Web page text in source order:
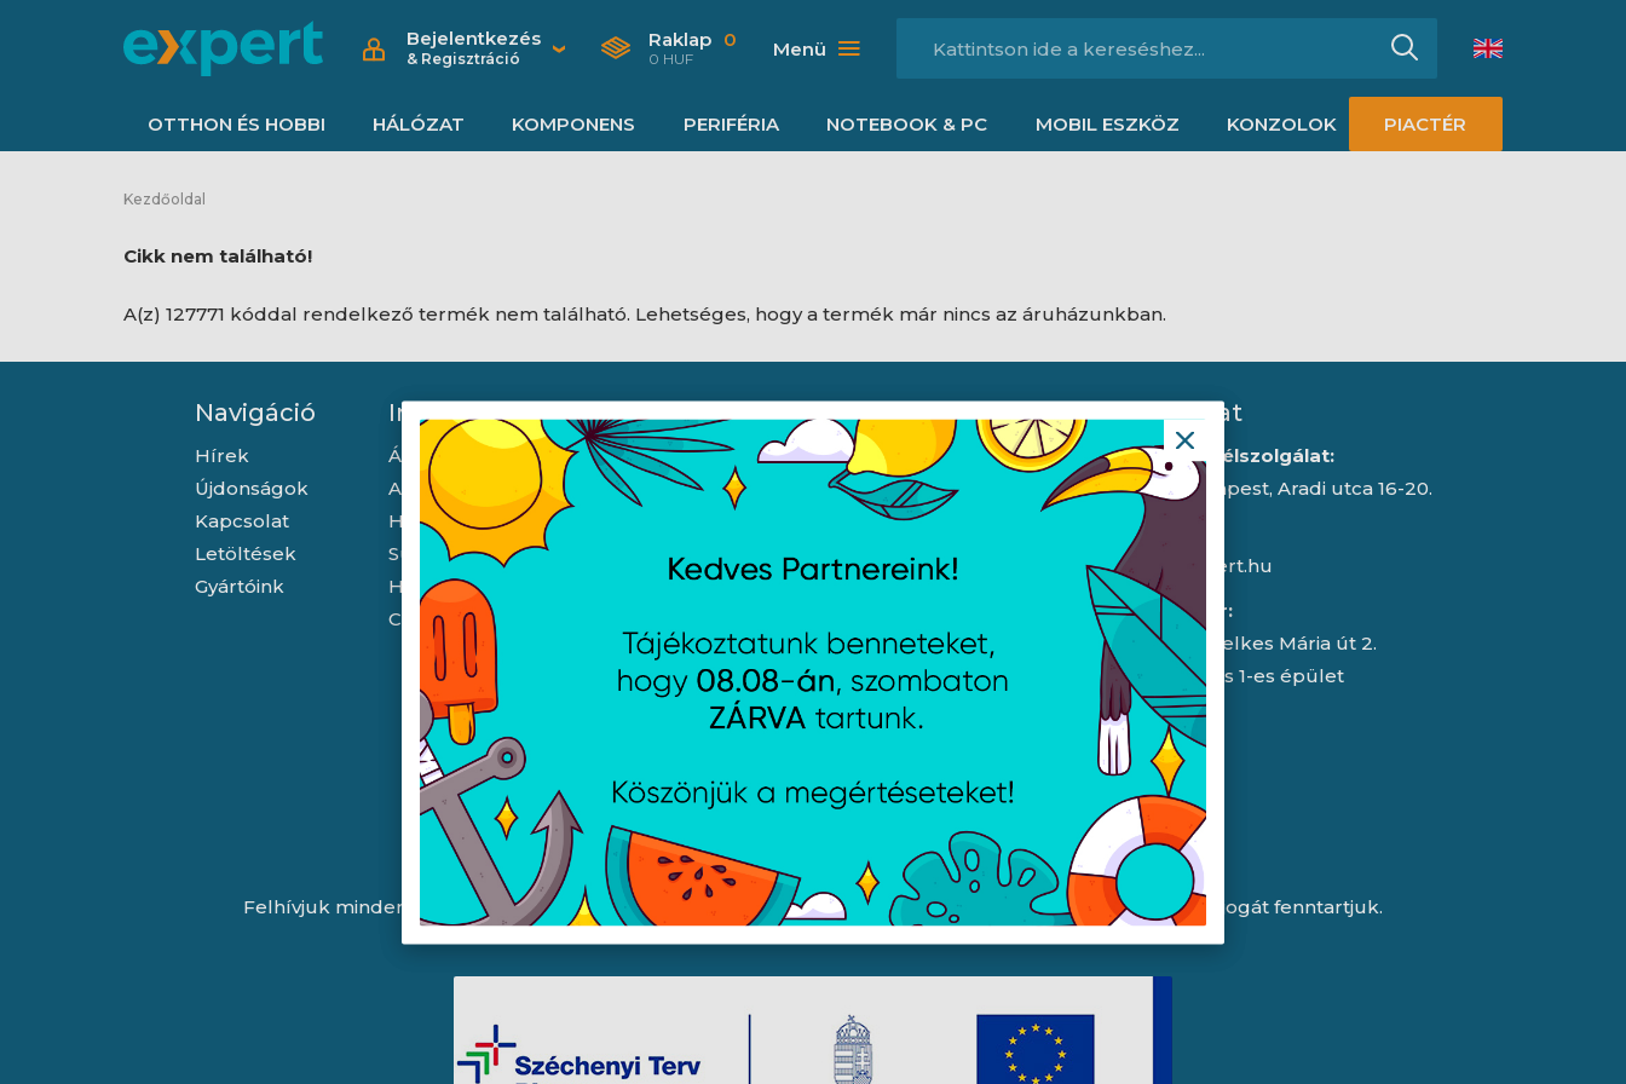
Bejelentkezés
& Regisztráció
Raklap 0
0 HUF Menü
OTTHON ÉS HOBBI HÁLÓZAT KOMPONENS PERIFÉRIA NOTEBOOK & PC MOBIL ESZKÖZ KONZOLOK PIACTÉR
Kezdőoldal
Cikk nem található!
A(z) 127771 kóddal rendelkező termék nem található. Lehetséges, hogy a termék már nincs az áruházunkban.
Navigáció
Hírek
Újdonságok
Kapcsolat
Letöltések
Gyártóink
Információ
Általános szerződési feltételek
Adatkezelési tájékoztató
Hallásvédelmi tájékoztató
Süti (cookie) tájékoztató
Házhozszállítási lehetőségek
Céginformáció
Nyitvatartás
Hétfő:
Csütörtök:
Péntek:
8:00 - 16:30
8:00 - 16:30
8:00 - 16:30
8:00 - 15:30
Kapcsolat
Iroda/ügyfélszolgálat:
1043 Budapest, Aradi utca 16-20.
E-mail:
info@expert.hu
RMA/raktár:
2151 Fót, Telkes Mária út 2.
HelloParks 1-es épület
Felhívjuk minden látogatónk figyelmét, hogy a honlapunkon található képek illusztrációk, a változtatás jogát fenntartjuk.